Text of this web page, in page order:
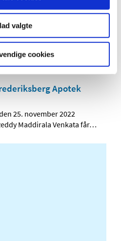
valgte
cookies
og guides
af ansvarlig leder,
person på
Apotek
25. november 2022
Maddirala Venkata får…